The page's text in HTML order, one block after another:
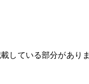
している部分がありま